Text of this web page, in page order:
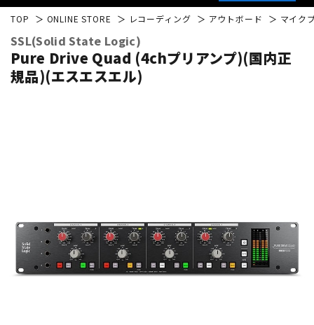
キーボード 電子ピアノ
TOP ONLINE STORE レコーディング アウトボード マイク
SSL(Solid State Logic)
Pure Drive Quad (4chプリアンプ)(国内正
規品)(エスエスエル)